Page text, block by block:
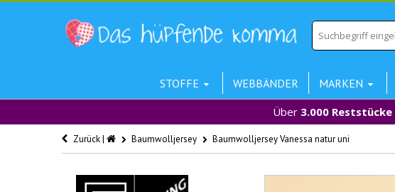
STOFFE WEBBÄNDER MARKEN
Über 3.000 Reststücke
Zurück | Baumwolljersey Baumwolljersey Vanessa natur uni